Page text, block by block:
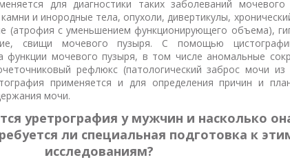
для диагностики таких заболеваний
и инородные тела, опухоли, дивертикулы,
(атрофия с уменьшением функционирующего объема),
свищи мочевого пузыря. С помощью
функции мочевого пузыря, в том числе аномальные
рефлюкс (патологический заброс мочи из
применяется и для определения причин и
мочи.
уретрография у мужчин и насколько
ли специальная подготовка к
исследованиям?